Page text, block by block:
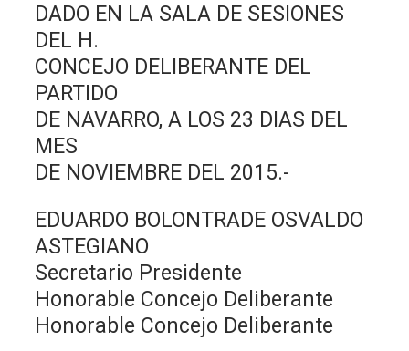
DADO EN LA SALA DE SESIONES
DEL H.
CONCEJO DELIBERANTE DEL
PARTIDO
DE NAVARRO, A LOS 23 DIAS DEL
MES
DE NOVIEMBRE DEL 2015.-
EDUARDO BOLONTRADE OSVALDO
ASTEGIANO
Secretario Presidente
Honorable Concejo Deliberante
Honorable Concejo Deliberante